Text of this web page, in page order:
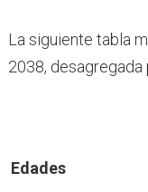
La siguiente tabla
2038, desagregada
Edades